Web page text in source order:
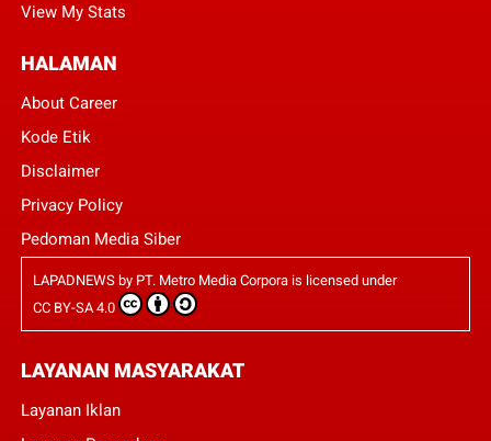
View My Stats
HALAMAN
About Career
Kode Etik
Disclaimer
Privacy Policy
Pedoman Media Siber
LAPADNEWSby PT. Metro Media Corporais licensed under
CC BY-SA 4.0
LAYANAN MASYARAKAT
Layanan Iklan